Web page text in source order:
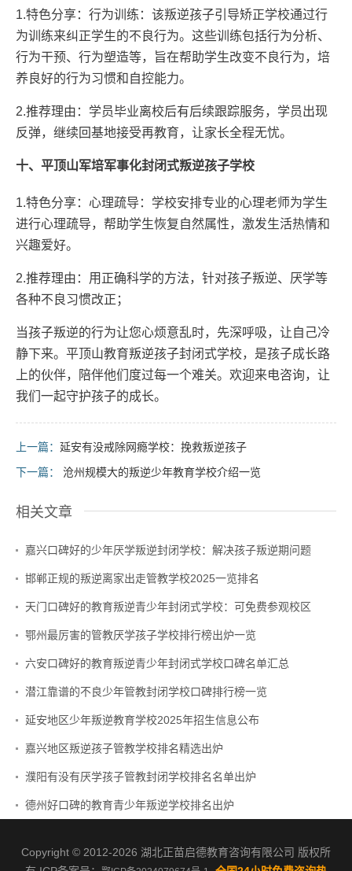
1.特色分享：行为训练：该叛逆孩子引导矫正学校通过行
为训练来纠正学生的不良行为。这些训练包括行为分析、
行为干预、行为塑造等，旨在帮助学生改变不良行为，培
养良好的行为习惯和自控能力。
2.推荐理由：学员毕业离校后有后续跟踪服务，学员出现
反弹，继续回基地接受再教育，让家长全程无忧。
十、平顶山军培军事化封闭式叛逆孩子学校
1.特色分享：心理疏导：学校安排专业的心理老师为学生
进行心理疏导，帮助学生恢复自然属性，激发生活热情和
兴趣爱好。
2.推荐理由：用正确科学的方法，针对孩子叛逆、厌学等
各种不良习惯改正；
当孩子叛逆的行为让您心烦意乱时，先深呼吸，让自己冷
静下来。平顶山教育叛逆孩子封闭式学校，是孩子成长路
上的伙伴，陪伴他们度过每一个难关。欢迎来电咨询，让
我们一起守护孩子的成长。
上一篇： 延安有没戒除网瘾学校：挽救叛逆孩子
下一篇：
沧州规模大的叛逆少年教育学校介绍一览
相关文章
嘉兴口碑好的少年厌学叛逆封闭学校：解决孩子叛逆期问题
邯郸正规的叛逆离家出走管教学校2025一览排名
天门口碑好的教育叛逆青少年封闭式学校：可免费参观校区
鄂州最厉害的管教厌学孩子学校排行榜出炉一览
六安口碑好的教育叛逆青少年封闭式学校口碑名单汇总
潜江靠谱的不良少年管教封闭学校口碑排行榜一览
延安地区少年叛逆教育学校2025年招生信息公布
嘉兴地区叛逆孩子管教学校排名精选出炉
濮阳有没有厌学孩子管教封闭学校排名名单出炉
德州好口碑的教育青少年叛逆学校排名出炉
Copyright © 2012-2026 湖北正苗启德教育咨询有限公司 版权所